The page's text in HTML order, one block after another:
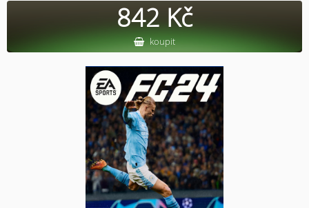
842 Kč
koupit